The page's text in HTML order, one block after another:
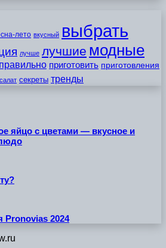
лето вкусный выбрать
лучше лучшие модные
правильно приготовить приготовления
салат секреты тренды
яйцо с цветами — вкусное и
Pronovias 2024